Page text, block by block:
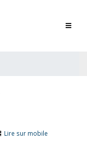
Lire sur mobile